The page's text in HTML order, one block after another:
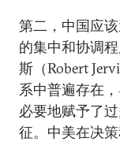
第二，中国应
的集中和协调
斯（Robert
系中普遍存在
必要地赋予了
征。中美在决